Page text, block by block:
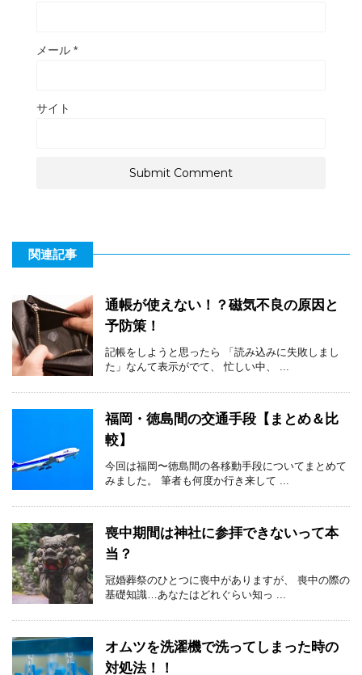
メール *
サイト
関連記事
通帳が使えない！？磁気不良の原因と
予防策！
記帳をしようと思ったら 「読み込みに失敗しまし
た」なんて表示がでて、 忙しい中、 ...
福岡・徳島間の交通手段【まとめ＆比
較】
今回は福岡〜徳島間の各移動手段についてまとめて
みました。 筆者も何度か行き来して ...
喪中期間は神社に参拝できないって本
当？
冠婚葬祭のひとつに喪中がありますが、 喪中の際の
基礎知識…あなたはどれぐらい知っ ...
オムツを洗濯機で洗ってしまった時の
対処法！！